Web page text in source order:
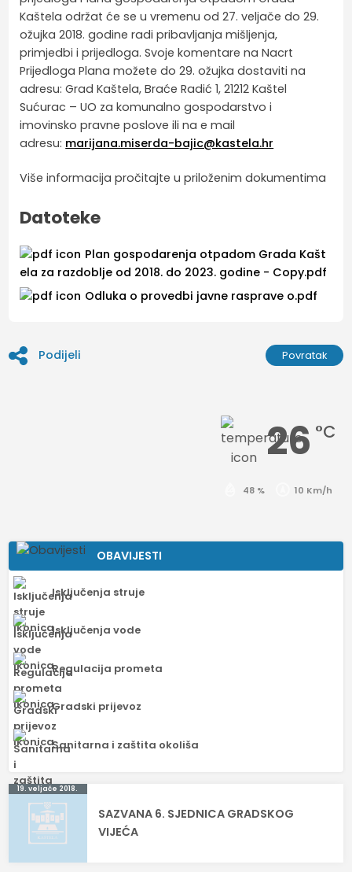
Kaštela održat će se u vremenu od 27. veljače do 29.
ožujka 2018. godine radi pribavljanja mišljenja,
primjedbi i prijedloga. Svoje komentare na Nacrt
Prijedloga Plana možete do 29. ožujka dostaviti na
adresu: Grad Kaštela, Braće Radić 1, 21212 Kaštel
Sućurac – UO za komunalno gospodarstvo i
imovinsko pravne poslove ili na e mail
adresu: marijana.miserda-bajic@kastela.hr
Više informacija pročitajte u priloženim dokumentima
Datoteke
Plan gospodarenja otpadom Grada Kašt
ela za razdoblje od 2018. do 2023. godine - Copy.pdf
Odluka o provedbi javne rasprave o.pdf
Podijeli Povratak
26 °C
48 % 10 Km/h
OBAVIJESTI
Isključenja struje
Isključenja vode
Regulacija prometa
Gradski prijevoz
Sanitarna i zaštita okoliša
Navigacija
objava
19. veljače 2018.
SAZVANA 6. SJEDNICA GRADSKOG
VIJEĆA